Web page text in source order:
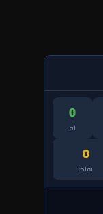
0
له
0
نقاط